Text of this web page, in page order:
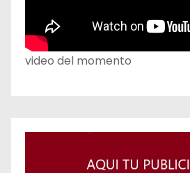
video del momento